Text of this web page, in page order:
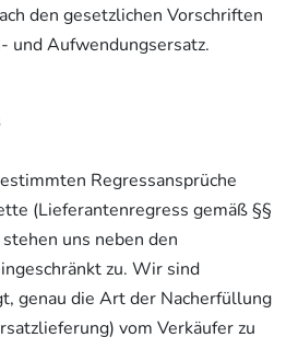
den gesetzlichen Vorschriften
und Aufwendungsersatz.
Regressansprüche
(Lieferantenregress gemäß §§
uns neben den
zu. Wir sind
genau die Art der Nacherfüllung
vom Verkäufer zu